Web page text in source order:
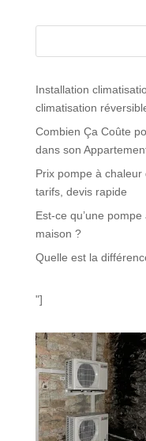
Installation
climatisation
Combien Ça Coûte
dans son
Prix pompe à
tarifs, devis rapide
Est-ce qu’une
maison ?
Quelle est la
"]